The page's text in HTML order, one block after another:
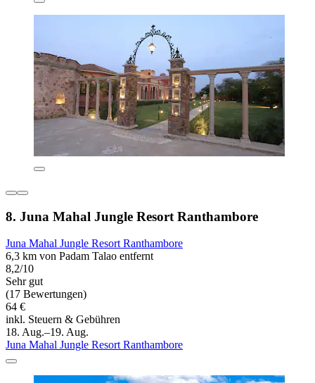
8. Juna Mahal Jungle Resort Ranthambore
Juna Mahal Jungle Resort Ranthambore
6,3 km von Padam Talao entfernt
8,2/10
Sehr gut
(17 Bewertungen)
64 €
inkl. Steuern & Gebühren
18. Aug.–19. Aug.
Juna Mahal Jungle Resort Ranthambore